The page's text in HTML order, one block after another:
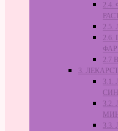
2.7
3.